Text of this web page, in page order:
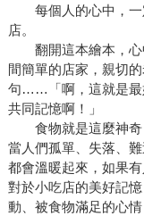
每個人的心中，一
店。
翻開這本繪本，心
間簡單的店家，親切
句……「啊，這就是最
共同記憶啊！」
食物就是這麼神奇
當人們孤單、失落、
都會溫暖起來，如果
對於小吃店的美好記
動、被食物滿足的心